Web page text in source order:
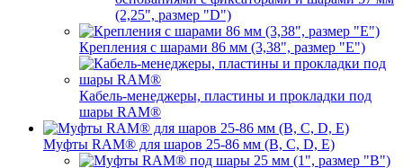
(2,25", размер "D")
Крепления с шарами 86 мм (3,38", размер "E")
Кабель-менеджеры, пластины и прокладки под
шары RAM®
Муфты RAM® для шаров 25-86 мм (B, C, D, E)